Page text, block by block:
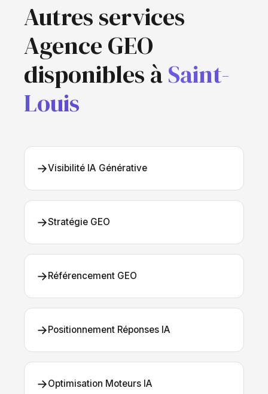
Autres services
Agence GEO
disponibles àSaint-
Louis
→Visibilité IA Générative
→Stratégie GEO
→Référencement GEO
→Positionnement Réponses IA
→Optimisation Moteurs IA